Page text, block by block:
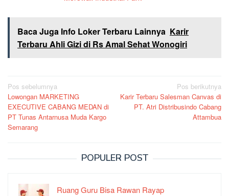
Baca Juga Info Loker Terbaru Lainnya Karir
Terbaru Ahli Gizi di Rs Amal Sehat Wonogiri
Navigasi
pos
Pos sebelumnya
Lowongan MARKETING
EXECUTIVE CABANG MEDAN di
PT Tunas Antarnusa Muda Kargo
Semarang
Pos berikutnya
Karir Terbaru Salesman Canvas di
PT. Atri Distribusindo Cabang
Attambua
POPULER POST
Ruang Guru Bisa Rawan Rayap